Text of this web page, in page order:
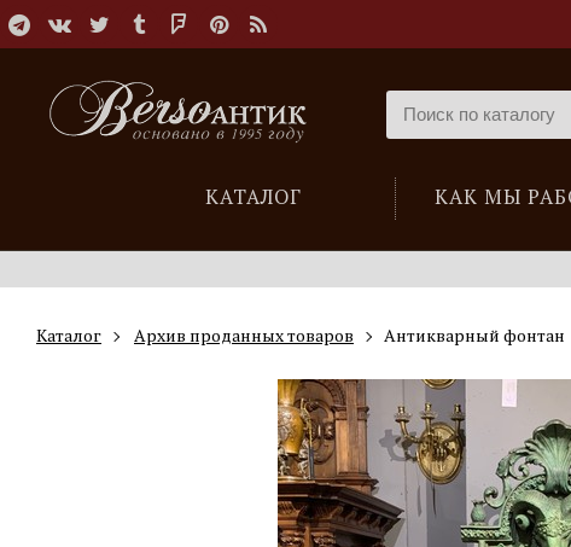
КАТАЛОГ КАК МЫ
Каталог Архив проданных товаров Антикварный фонтан